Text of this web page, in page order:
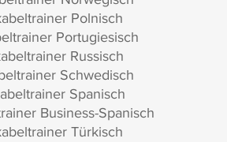
Polnisch
Portugiesisch
Russisch
Schwedisch
Spanisch
Business-Spanisch
Türkisch